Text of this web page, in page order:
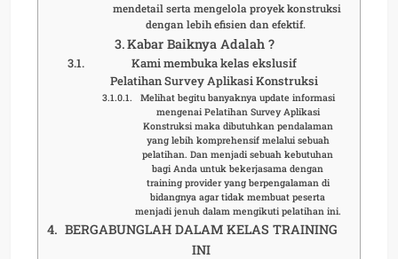
mendetail serta mengelola proyek konstruksi
dengan lebih efisien dan efektif.
Kabar Baiknya Adalah ?
Kami membuka kelas ekslusif
Pelatihan Survey Aplikasi Konstruksi
Melihat begitu banyaknya update informasi
mengenai Pelatihan Survey Aplikasi
Konstruksi maka dibutuhkan pendalaman
yang lebih komprehensif melalui sebuah
pelatihan. Dan menjadi sebuah kebutuhan
bagi Anda untuk bekerjasama dengan
training provider yang berpengalaman di
bidangnya agar tidak membuat peserta
menjadi jenuh dalam mengikuti pelatihan ini.
BERGABUNGLAH DALAM KELAS TRAINING
INI